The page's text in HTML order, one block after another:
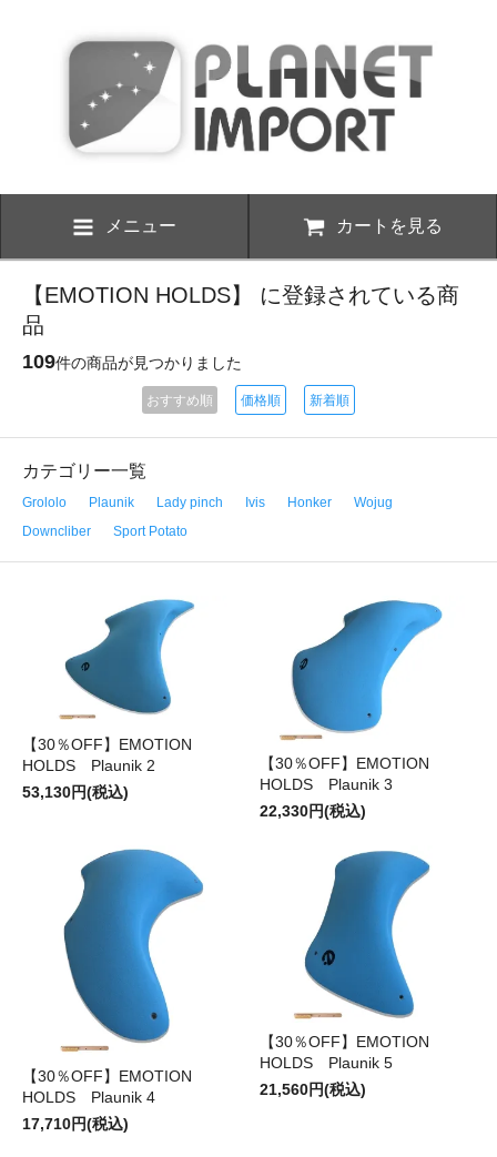
メニュー カートを見る
【EMOTION HOLDS】 に登録されている商
品
109件の商品が見つかりました
おすすめ順 価格順 新着順
カテゴリー一覧
Grololo Plaunik Lady pinch Ivis Honker
Wojug
Downcliber
Sport Potato
【30％OFF】EMOTION
HOLDS Plaunik 2
53,130円(税込)
【30％OFF】EMOTION
HOLDS Plaunik 3
22,330円(税込)
【30％OFF】EMOTION
HOLDS Plaunik 4
17,710円(税込)
【30％OFF】EMOTION
HOLDS Plaunik 5
21,560円(税込)